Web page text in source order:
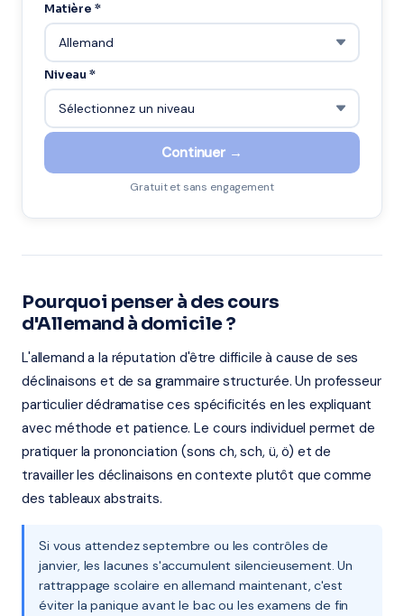
Matière *
Niveau *
Continuer →
Gratuit et sans engagement
Pourquoi penser à des cours
d'Allemand à domicile ?
L'allemand a la réputation d'être difficile à cause de ses
déclinaisons et de sa grammaire structurée. Un professeur
particulier dédramatise ces spécificités en les expliquant
avec méthode et patience. Le cours individuel permet de
pratiquer la prononciation (sons ch, sch, ü, ö) et de
travailler les déclinaisons en contexte plutôt que comme
des tableaux abstraits.
Si vous attendez septembre ou les contrôles de
janvier, les lacunes s'accumulent silencieusement. Un
rattrappage scolaire en allemand maintenant, c'est
éviter la panique avant le bac ou les examens de fin